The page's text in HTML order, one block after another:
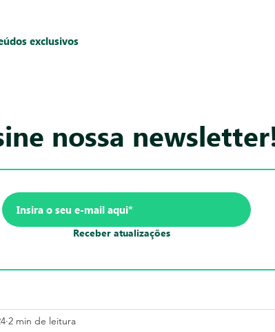
exclusivos
nossa
Receber atualizações
2 min de leitura